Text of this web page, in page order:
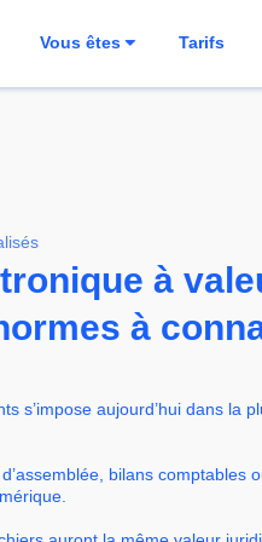
Vous êtes Tarifs
à
à
s’impose aujourd’hui dans la
bilans comptables